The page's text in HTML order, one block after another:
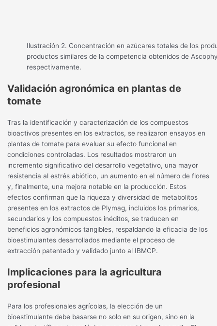
Ilustración 2. Concentración en azúcares totales de los
productos similares de la competencia obtenidos de
respectivamente.
Validación agronómica en plantas de
tomate
Tras la identificación y caracterización de los compuestos
bioactivos presentes en los extractos, se realizaron ensayos en
plantas de tomate para evaluar su efecto funcional en
condiciones controladas. Los resultados mostraron un
incremento significativo del desarrollo vegetativo, una mayor
resistencia al estrés abiótico, un aumento en el número de flores
y, finalmente, una mejora notable en la producción. Estos
efectos confirman que la riqueza y diversidad de metabolitos
presentes en los extractos de Plymag, incluidos los primarios,
secundarios y los compuestos inéditos, se traducen en
beneficios agronómicos tangibles, respaldando la eficacia de los
bioestimulantes desarrollados mediante el proceso de
extracción patentado y validado junto al IBMCP.
Implicaciones para la agricultura
profesional
Para los profesionales agrícolas, la elección de un
bioestimulante debe basarse no solo en su origen, sino en la